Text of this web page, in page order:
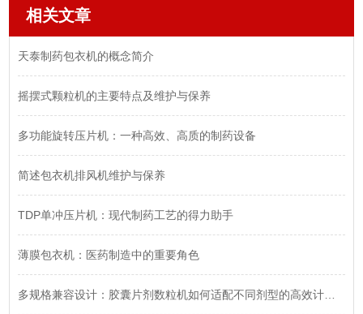
相关文章
天泰制药包衣机的概念简介
摇摆式颗粒机的主要特点及维护与保养
多功能旋转压片机：一种高效、高质的制药设备
简述包衣机排风机维护与保养
TDP单冲压片机：现代制药工艺的得力助手
薄膜包衣机：医药制造中的重要角色
多规格兼容设计：胶囊片剂数粒机如何适配不同剂型的高效计数需求